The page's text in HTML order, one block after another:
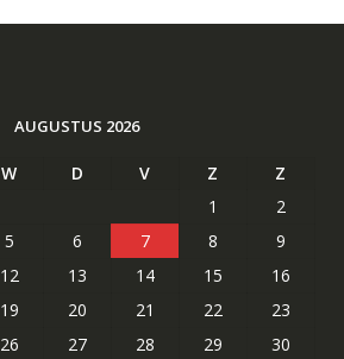
AUGUSTUS 2026
W D V Z
Z
1
2
5 6 7 8
9
12 13 14 15
16
19 20 21 22
23
26 27 28 29
30